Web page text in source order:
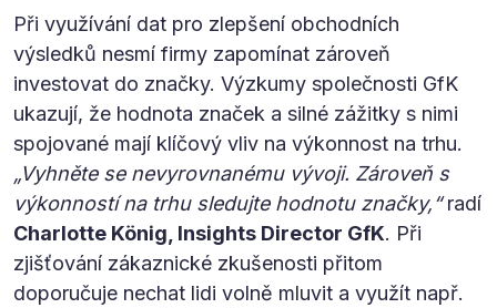
Při využívání dat pro zlepšení obchodních
výsledků nesmí firmy zapomínat zároveň
investovat do značky. Výzkumy společnosti GfK
ukazují, že hodnota značek a silné zážitky s nimi
spojované mají klíčový vliv na výkonnost na trhu.
„Vyhněte se nevyrovnanému vývoji. Zároveň s
výkonností na trhu sledujte hodnotu značky,“radí
Charlotte König, Insights Director GfK. Při
zjišťování zákaznické zkušenosti přitom
doporučuje nechat lidi volně mluvit a využít např.